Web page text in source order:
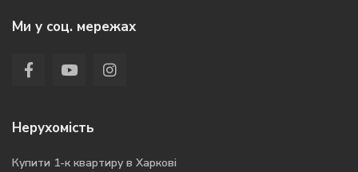
Ми у соц. мережах
Нерухомість
Купити 1-к квартиру в Харкові